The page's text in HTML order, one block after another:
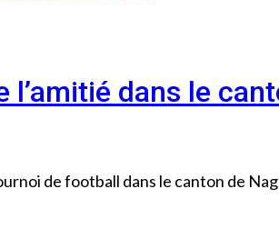
dans le
de football dans le canton de